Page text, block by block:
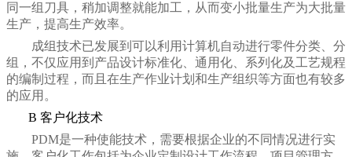
同一组刀具，稍加调整就能加工，从而变小批量生产为大批量
生产，提高生产效率。
成组技术已发展到可以利用计算机自动进行零件分类、分
组，不仅应用到产品设计标准化、通用化、系列化及工艺规程
的编制过程，而且在生产作业计划和生产组织等方面也有较多
的应用。
B 客户化技术
PDM是一种使能技术，需要根据企业的不同情况进行实